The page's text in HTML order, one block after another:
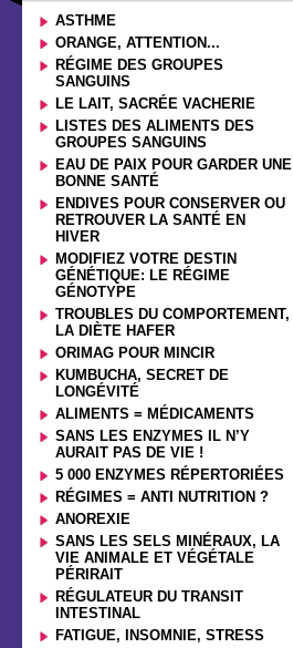
ASTHME
ORANGE, ATTENTION...
RÉGIME DES GROUPES
SANGUINS
LE LAIT, SACRÉE VACHERIE
LISTES DES ALIMENTS DES
GROUPES SANGUINS
EAU DE PAIX POUR GARDER UNE
BONNE SANTÉ
ENDIVES POUR CONSERVER OU
RETROUVER LA SANTÉ EN
HIVER
MODIFIEZ VOTRE DESTIN
GÉNÉTIQUE: LE RÉGIME
GÉNOTYPE
TROUBLES DU COMPORTEMENT,
LA DIÈTE HAFER
ORIMAG POUR MINCIR
KUMBUCHA, SECRET DE
LONGÉVITÉ
ALIMENTS = MÉDICAMENTS
SANS LES ENZYMES IL N’Y
AURAIT PAS DE VIE !
5 000 ENZYMES RÉPERTORIÉES
RÉGIMES = ANTI NUTRITION ?
ANOREXIE
SANS LES SELS MINÉRAUX, LA
VIE ANIMALE ET VÉGÉTALE
PÉRIRAIT
RÉGULATEUR DU TRANSIT
INTESTINAL
FATIGUE, INSOMNIE, STRESS